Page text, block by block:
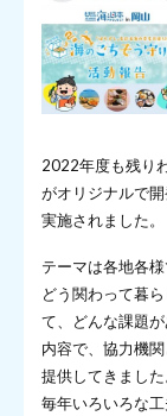
2022年度も残り
がオリジナルで
実施されました。
テーマは各地各
どう関わって暮
て、どんな課題
内容で、協力機
提供してきました
毎年いろいろな